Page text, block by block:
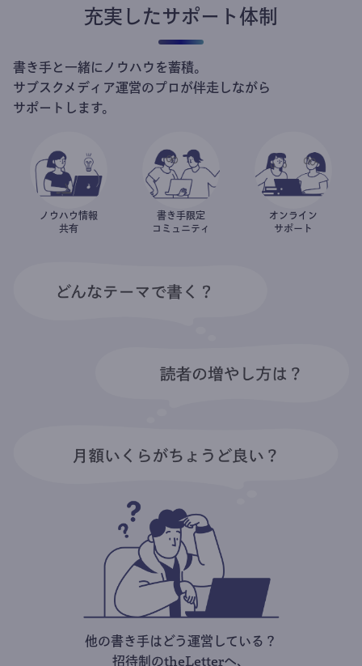
充実したサポート体制
書き手と一緒にノウハウを蓄積。
サブスクメディア運営のプロが伴走しながら
サポートします。
ノウハウ情報
共有
書き手限定
コミュニティ
オンライン
サポート
他の書き手はどう運営している？
招待制のtheLetterへ、